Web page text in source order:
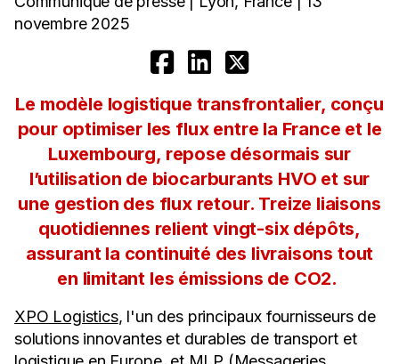
novembre 2025
Le modèle logistique transfrontalier, conçu
pour optimiser les flux entre la France et le
Luxembourg, repose désormais sur
l’utilisation de biocarburants HVO et sur
une gestion des flux retour. Treize liaisons
quotidiennes relient vingt-six dépôts,
assurant la continuité des livraisons tout
en limitant les émissions de CO2.
XPO Logistics, l'un des principaux fournisseurs de
solutions innovantes et durables de transport et